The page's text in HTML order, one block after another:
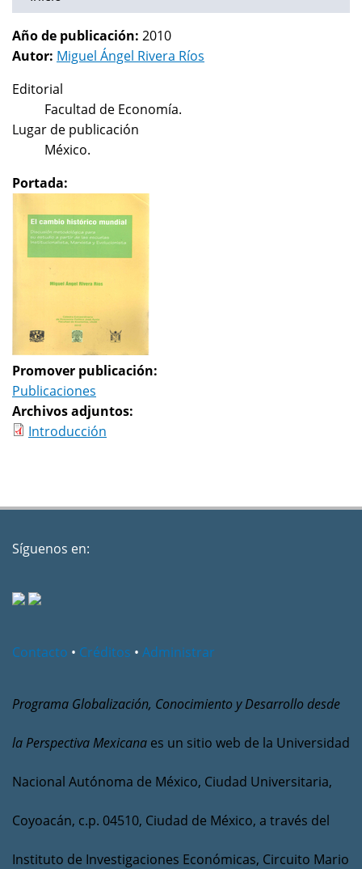
Año de publicación: 2010
Autor: Miguel Ángel Rivera Ríos
Editorial
Facultad de Economía.
Lugar de publicación
México.
Portada:
Promover publicación:
Publicaciones
Archivos adjuntos:
Introducción
Síguenos en:
Contacto • Créditos • Administrar
Programa Globalización, Conocimiento y Desarrollo desde
la Perspectiva Mexicana es un sitio web de la Universidad
Nacional Autónoma de México, Ciudad Universitaria,
Coyoacán, c.p. 04510, Ciudad de México, a través del
Instituto de Investigaciones Económicas, Circuito Mario